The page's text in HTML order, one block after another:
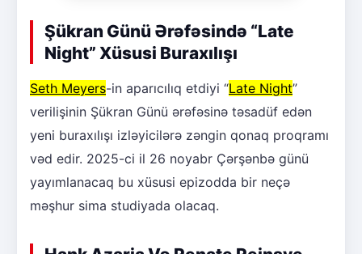
Şükran Günü Ərəfəsində “Late
Night” Xüsusi Buraxılışı
Seth Meyers-in aparıcılıq etdiyi “Late Night”
verilişinin Şükran Günü ərəfəsinə təsadüf edən
yeni buraxılışı izləyicilərə zəngin qonaq proqramı
vəd edir. 2025-ci il 26 noyabr Çərşənbə günü
yayımlanacaq bu xüsusi epizodda bir neçə
məşhur sima studiyada olacaq.